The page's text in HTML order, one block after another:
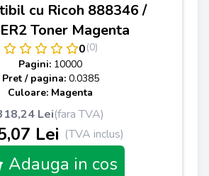
cu Ricoh 888346 /
Toner Magenta
0(0)
Pagini: 10000
Pret / pagina: 0.0385
Culoare: Magenta
Lei(fara TVA)
Lei (TVA inclus)
Adauga in cos